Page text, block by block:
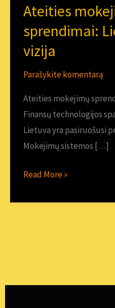
Ateities
sprendimai:
vizija
Parašykite komentarą
Ateities mokejimų
Finansų technologijos
Lietuva yra pasiruošusi
Mokejimų sistemos […]
Ateities
sprendimai:
Lietuvos
2025
Read More »